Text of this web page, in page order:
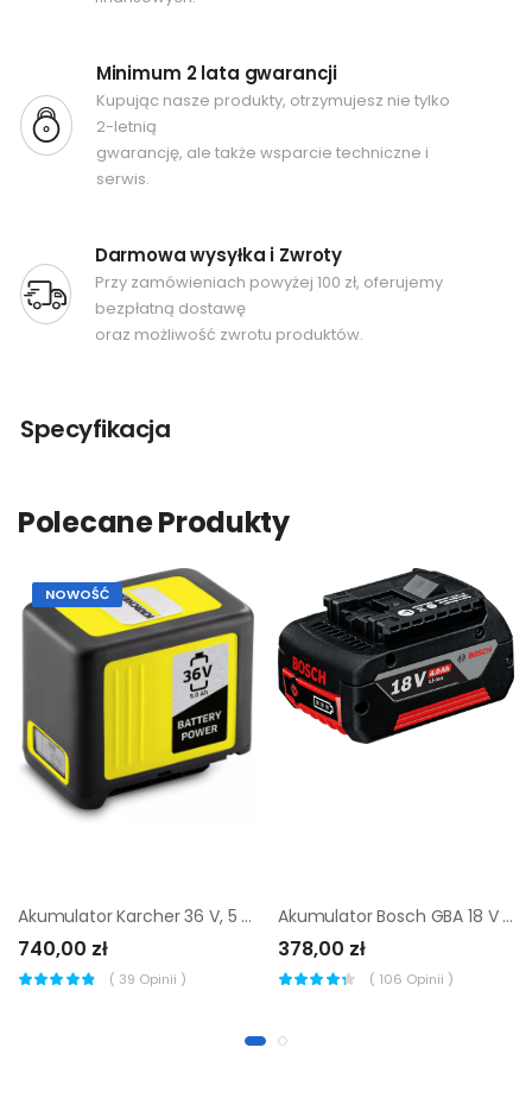
Minimum 2 lata gwarancji
Kupując nasze produkty, otrzymujesz nie tylko
2-letnią
gwarancję, ale także wsparcie techniczne i
serwis.
Darmowa wysyłka i Zwroty
Przy zamówieniach powyżej 100 zł, oferujemy
bezpłatną dostawę
oraz możliwość zwrotu produktów.
Specyfikacja
Polecane Produkty
NOWOŚĆ
Akumulator Karcher 36 V, 5 Ah
740,00 zł
( 39 Opinii )
Akumulator Bosch GBA 18 V 4 Ah
378,00 zł
( 106 Opinii )